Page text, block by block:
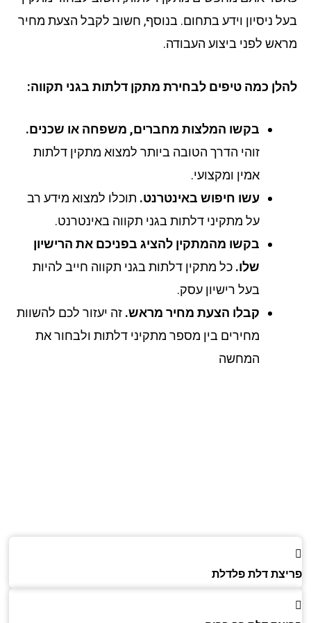
ניסיון וידע בתחום. בנוסף, חשוב לקבל הצעת מחיר
לפני ביצוע העבודה.
כמה טיפים לבחירת מתקן דלתות בגני תקווה:
בקשו המלצות מחברים, משפחה או שכנים.
זוהי הדרך הטובה ביותר למצוא מתקין דלתות
אמין ומקצועי.
עשו חיפוש באינטרנט.תוכלו למצוא מידע רב
על מתקיני דלתות בגני תקווה באינטרנט.
בקשו מהמתקין להציג בפניכם את הרישיון
כל מתקין דלתות בגני תקווה חייב להיות
בעל רישיון עסק.
קבלו הצעת מחיר מראש.זה יעזור לכם להשוות
מחירים בין מספר מתקיני דלתות ולבחור את
המחשה
דלת פלדלת